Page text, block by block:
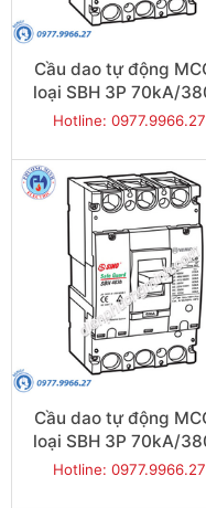
Cầu dao tự động
loại SBH 3P 70kA/
350A - Model
Hotline: 0977.9966.27
Cầu dao tự động
loại SBH 3P 70kA/
250A - Model
Hotline: 0977.9966.27